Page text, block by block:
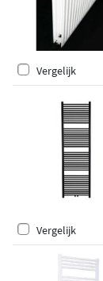
Vergelijk
Vergelijk